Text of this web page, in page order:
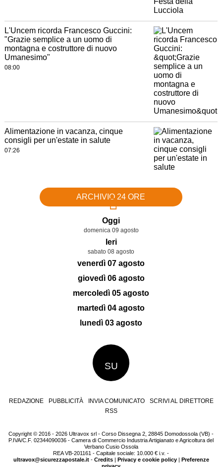
L'Uncem ricorda Francesco Guccini:
"Grazie semplice a un uomo di
montagna e costruttore di nuovo
Umanesimo"
08:00
Alimentazione in vacanza, cinque
consigli per un'estate in salute
07:26
ARCHIVIO 24 ORE
Oggi
domenica 09 agosto
Ieri
sabato 08 agosto
venerdì 07 agosto
giovedì 06 agosto
mercoledì 05 agosto
martedì 04 agosto
lunedì 03 agosto
SU
REDAZIONE PUBBLICITÀ INVIA COMUNICATO
SCRIVI AL DIRETTORE
RSS
Copyright © 2016 - 2026 Ultravox srl - Corso Dissegna 2, 28845 Domodossola (VB) -
P.IVA/C.F. 02344090036 - Camera di Commercio Industria Artigianato e Agricoltura del
Verbano Cusio Ossola
REA VB-201161 - Capitale sociale: 10.000 € i.v. -
ultravox@sicurezzapostale.it- Credits| Privacy e cookie policy| Preferenze